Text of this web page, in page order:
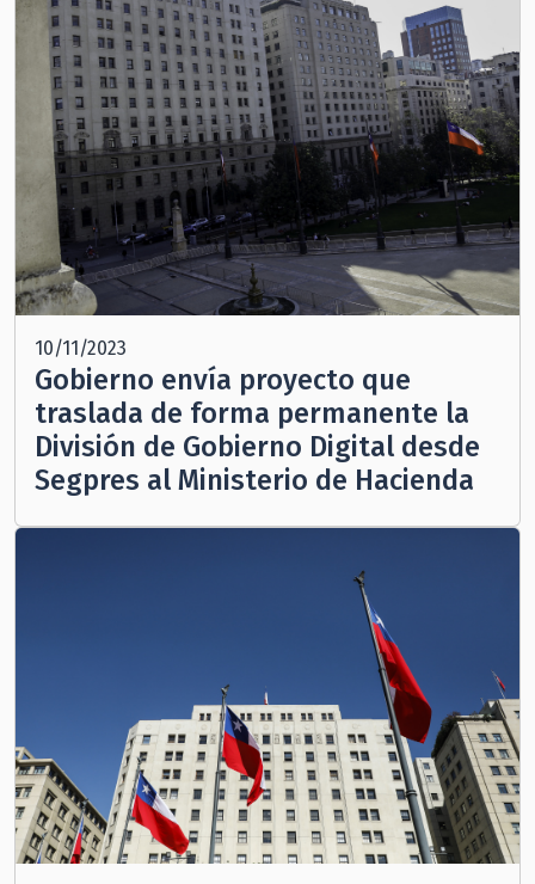
10/11/2023
Gobierno envía proyecto que
traslada de forma permanente la
División de Gobierno Digital desde
Segpres al Ministerio de Hacienda